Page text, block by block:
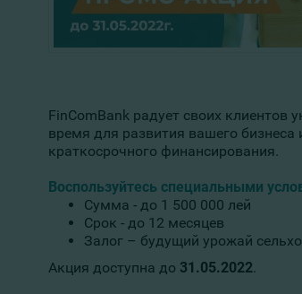
FinComBank радует своих
время для развития вашего
краткосрочного финансирования.
Воспользуйтесь специальными
Сумма - до 1 500 000 лей
Срок - до 12 месяцев
Залог – будущий урожай
Акция доступна до 31.05.2022.